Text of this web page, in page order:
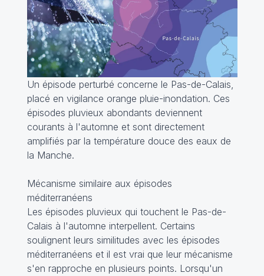
Un épisode perturbé concerne le Pas-de-Calais,
placé en vigilance orange pluie-inondation. Ces
épisodes pluvieux abondants deviennent
courants à l'automne et sont directement
amplifiés par la température douce des eaux de
la Manche.
Mécanisme similaire aux épisodes
méditerranéens
Les épisodes pluvieux qui touchent le Pas-de-
Calais à l'automne interpellent. Certains
soulignent leurs similitudes avec les épisodes
méditerranéens et il est vrai que leur mécanisme
s'en rapproche en plusieurs points. Lorsqu'un